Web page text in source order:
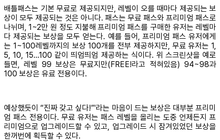
배틀패스는 기본 무료로 제공되지만, 레벨이 오를 때마다 제공되는 보
상이 모두 제공되는 것은 아니다. 패스는 무료 패스와 프리미엄 패스로
나뉘며, 1~2만 원 정도 지불해 프리미엄 패스를 구매한 유저는 레벨마
다 제공되는 보상을 모두 얻는다. 예를 들어, 프리미엄 패스 유저에게
는 1~100레벨까지의 보상 100개를 전부 제공하지만, 무료 유저는 1,
5, 10, 15…100 같이 띄엄띄엄 제공하는 식이다. 위 스크린샷을 예로
들면, 레벨 99 보상은 무료지만(FREE!라고 적혀있음) 94~98과
100 보상은 유료 전용이다.
예상했듯이 “진짜 갖고 싶다!”'라는 마음이 드는 보상은 대부분 프리미
엄 패스 전용이다. 무료 유저는 패스 레벨을 올리는 도중 언제든지 프
리미엄으로 업그레이드할 수 있고, 업그레이드 시 잠겨있었던 보상을
한꺼번에 획득할 수 있다.